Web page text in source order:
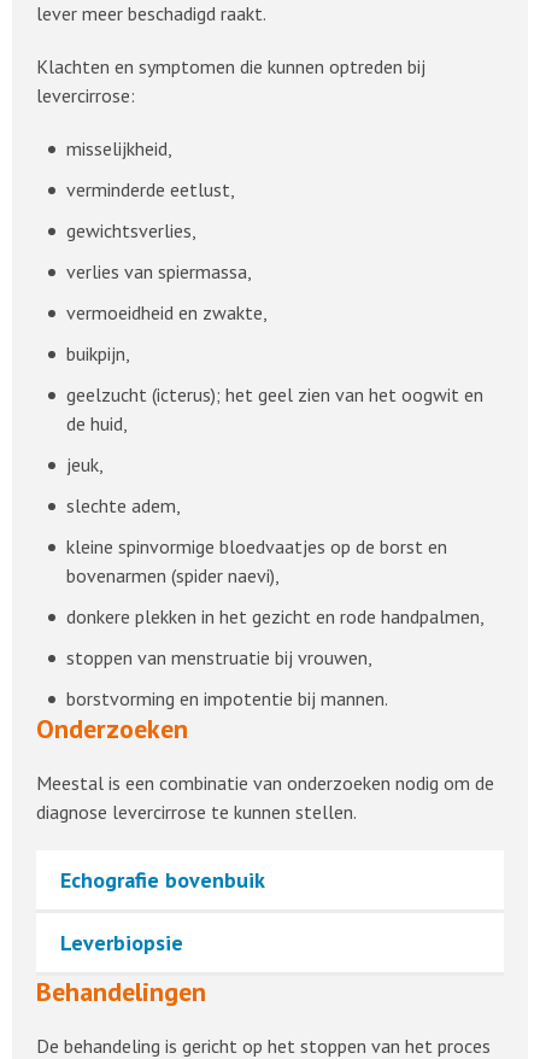
lever meer beschadigd raakt.
Klachten en symptomen die kunnen optreden bij
levercirrose:
misselijkheid,
verminderde eetlust,
gewichtsverlies,
verlies van spiermassa,
vermoeidheid en zwakte,
buikpijn,
geelzucht (icterus); het geel zien van het oogwit en
de huid,
jeuk,
slechte adem,
kleine spinvormige bloedvaatjes op de borst en
bovenarmen (spider naevi),
donkere plekken in het gezicht en rode handpalmen,
stoppen van menstruatie bij vrouwen,
borstvorming en impotentie bij mannen.
Onderzoeken
Meestal is een combinatie van onderzoeken nodig om de
diagnose levercirrose te kunnen stellen.
Echografie bovenbuik
Leverbiopsie
Behandelingen
De behandeling is gericht op het stoppen van het proces